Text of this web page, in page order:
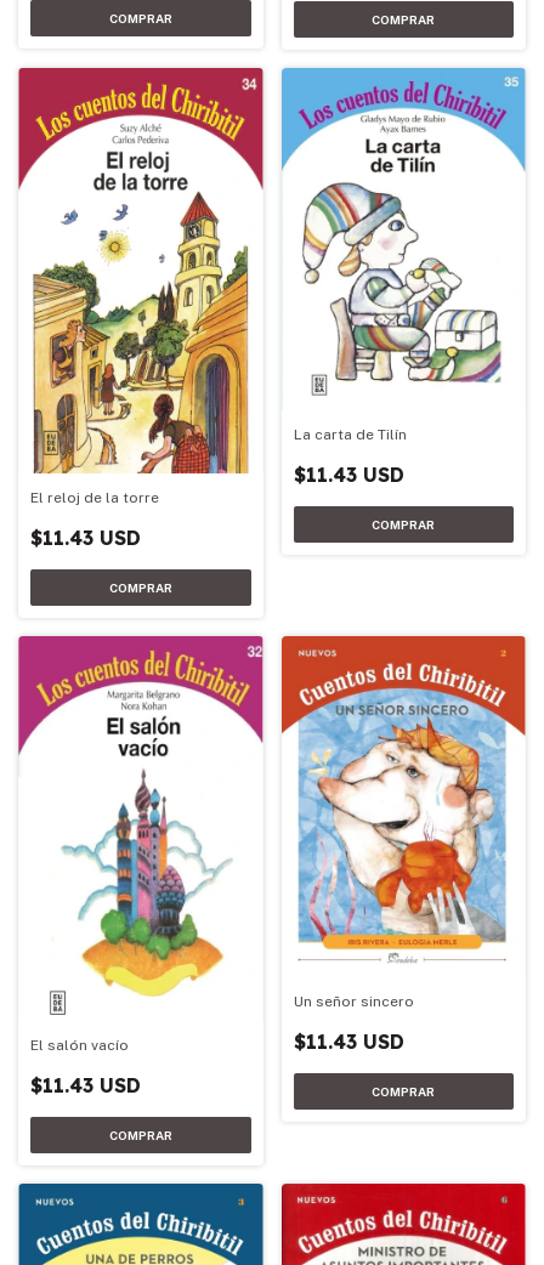
El reloj de la torre
$11.43 USD
La carta de Tilín
$11.43 USD
El salón vacío
$11.43 USD
Un señor sincero
$11.43 USD